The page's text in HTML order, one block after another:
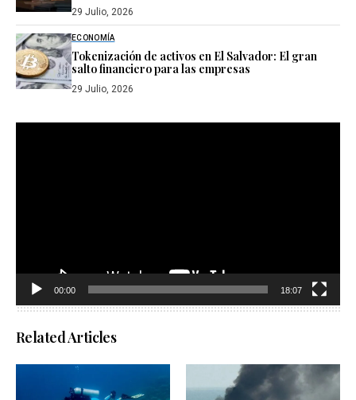
29 Julio, 2026
ECONOMÍA
Tokenización de activos en El Salvador: El gran
salto financiero para las empresas
29 Julio, 2026
00:00 18:07
Related Articles